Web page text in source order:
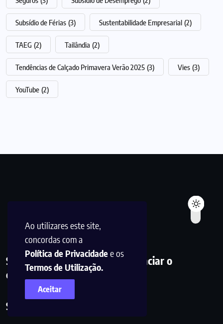
Ao utilizares este site,
concordas com a
Política de Privacidadee os
Termos de Utilização.
Aceitar
Subsídio de Férias (3) Sustentabilidade Empresarial (2)
TAEG (2) Tailândia (2)
Tendências de Calçado Primavera Verão 2025 (3) Vies (3)
YouTube (2)
Simplificar a informação. Potenciar o
conhecimento. Inspirar a ação.
Siga-nos